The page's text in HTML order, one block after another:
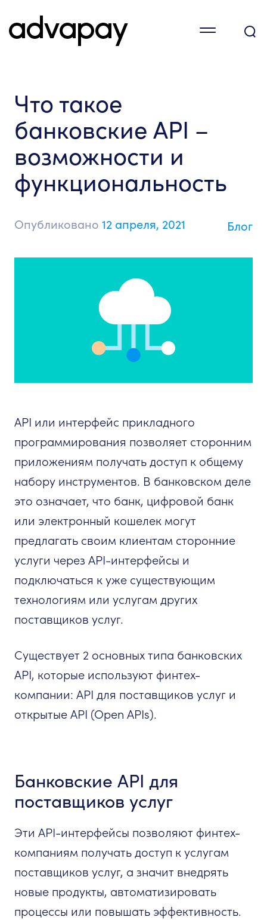
Что такое
банковские API –
возможности и
функциональность
Опубликовано 12 апреля, 2021 Блог
API или интерфейс прикладного
программирования позволяет сторонним
приложениям получать доступ к общему
набору инструментов. В банковском деле
это означает, что банк, цифровой банк
или электронный кошелек могут
предлагать своим клиентам сторонние
услуги через API-интерфейсы и
подключаться к уже существующим
технологиям или услугам других
поставщиков услуг.
Существует 2 основных типа банковских
API, которые используют финтех-
компании: API для поставщиков услуг и
открытые API (Open APIs).
Банковские API для
поставщиков услуг
Эти API-интерфейсы позволяют финтех-
компаниям получать доступ к услугам
поставщиков услуг, а значит внедрять
новые продукты, автоматизировать
процессы или повышать эффективность.